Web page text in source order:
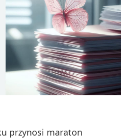
przynosi maraton